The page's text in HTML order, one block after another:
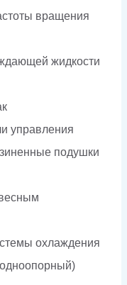
вращения
жидкости
управления
подушки
охлаждения